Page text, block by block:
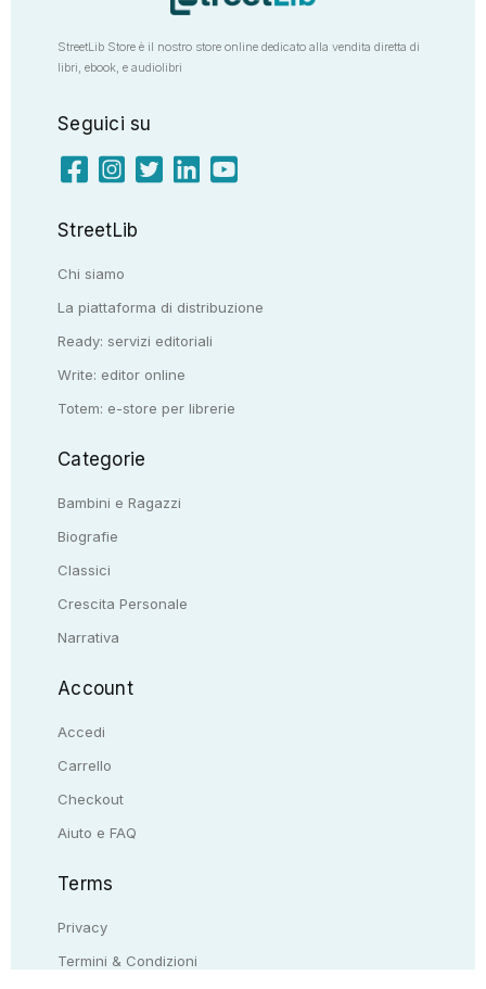
StreetLib Store è il nostro store online dedicato alla vendita diretta di
libri, ebook, e audiolibri
Seguici su
StreetLib
Chi siamo
La piattaforma di distribuzione
Ready: servizi editoriali
Write: editor online
Totem: e-store per librerie
Categorie
Bambini e Ragazzi
Biografie
Classici
Crescita Personale
Narrativa
Account
Accedi
Carrello
Checkout
Aiuto e FAQ
Terms
Privacy
Termini & Condizioni